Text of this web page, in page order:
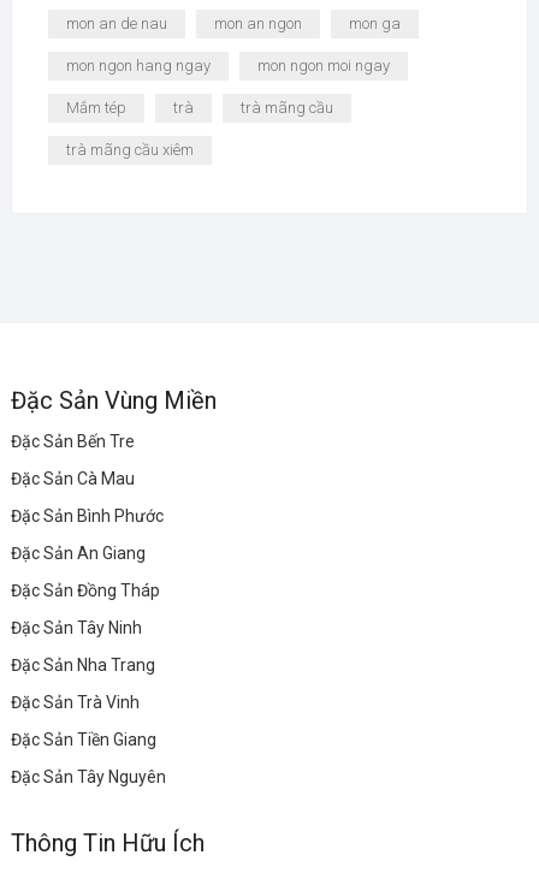
mon an de nau mon an ngon mon ga
mon ngon hang ngay mon ngon moi ngay
Mắm tép trà trà mãng cầu
trà mãng cầu xiêm
Đặc Sản Vùng Miền
Đặc Sản Bến Tre
Đặc Sản Cà Mau
Đặc Sản Bình Phước
Đặc Sản An Giang
Đặc Sản Đồng Tháp
Đặc Sản Tây Ninh
Đặc Sản Nha Trang
Đặc Sản Trà Vinh
Đặc Sản Tiền Giang
Đặc Sản Tây Nguyên
Thông Tin Hữu Ích